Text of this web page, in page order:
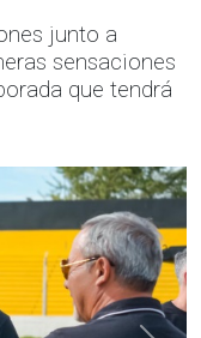
junto a
sensaciones
que tendrá